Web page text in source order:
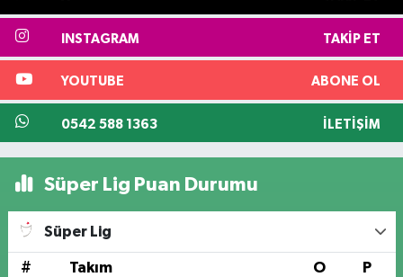
INSTAGRAM TAKIP ET
YOUTUBE ABONE OL
0542 588 1363 İLETIŞIM
Süper Lig Puan Durumu
Süper Lig
# Takım O P